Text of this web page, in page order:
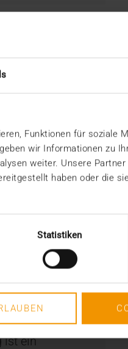
Funktionen für soziale
wir Informationen zu
weiter. Unsere
haben oder die
Statistiken
ist ein